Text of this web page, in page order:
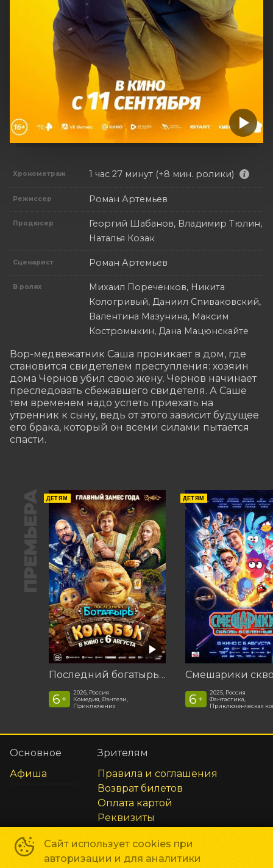
Хронометраж 1 час 27 минут (+8 мин. ролики)
Режиссер Роман Артемьев
Продюсер
Георгий Шабанов, Владимир Тюлин,
Наталья Козак
Сценарист Роман Артемьев
В ролях
Михаил Пореченков, Никита
Кологривый, Даниил Спиваковский,
Валентина Мазунина, Максим
Костромыкин, Дана Мацюнскайте
Вор-медвежатник Саша проникает в дом, где
становится свидетелем преступления: хозяин
дома Чернов убил свою жену. Чернов начинает
преследовать сбежавшего свидетеля. А Саше
тем временем надо успеть приехать на
утренник к сыну, ведь от этого зависит будущее
его брака, который он всеми силами пытается
спасти.
ПРЕМЬЕРА ДЕТЯМ
Последний богатырь. Колобок
6 +
2026, Россия
Комедия, Фэнтези,
Приключения
ДЕТЯМ
6 +
2025, Россия
Фантастика,
Приключенческая
Сайт использует cookies при
авторизации и для аналитики
Основное
Афиша
Зрителям
Правила и соглашения
Возврат билетов
Оплата картой
Реквизиты
Способы оплаты